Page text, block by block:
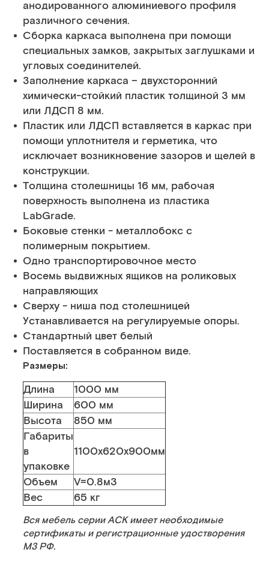
анодированного алюминиевого профиля
различного сечения.
Сборка каркаса выполнена при помощи
специальных замков, закрытых заглушками и
угловых соединителей.
Заполнение каркаса – двухсторонний
химически-стойкий пластик толщиной 3 мм
или ЛДСП 8 мм.
Пластик или ЛДСП вставляется в каркас при
помощи уплотнителя и герметика, что
исключает возникновение зазоров и щелей в
конструкции.
Толщина столешницы 16 мм, рабочая
поверхность выполнена из пластика
LabGrade.
Боковые стенки - металлобокс с
полимерным покрытием.
Одно транспортировочное место
Восемь выдвижных ящиков на роликовых
направляющих
Сверху - ниша под столешницей
Устанавливается на регулируемые опоры.
Стандартный цвет белый
Поставляется в собранном виде.
Размеры:
Длина
1000 мм
Ширина
600 мм
Высота
850 мм
Габариты
в
упаковке
1100х620х900мм
Объем
V=0.8м3
Вес
65 кг
Вся мебель серии АСК имеет необходимые
сертификаты и регистрационные удостворения
МЗ РФ.